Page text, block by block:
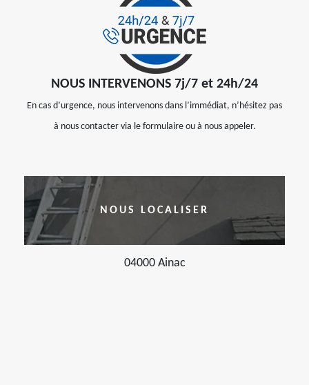
NOUS INTERVENONS 7j/7 et 24h/24
En cas d’urgence, nous intervenons dans l’immédiat, n’hésitez pas
à nous contacter via le formulaire ou à nous appeler.
NOUS LOCALISER
04000 Ainac